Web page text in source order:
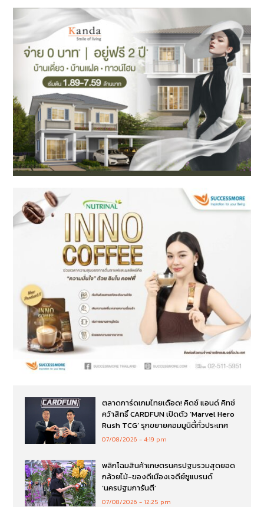
ตลาดการ์ดเกมไทยเดือด! คิดซ์ แอนด์ คิทซ์
คว้าสิทธิ์ CARDFUN เปิดตัว ‘Marvel Hero
Rush TCG’ รุกขยายคอมมูนิตี้ทั่วประเทศ
07/08/2026 4:19 pm
พลิกโฉมสินค้าเกษตรนครปฐมรวมสุดยอด
กล้วยไม้-ของดีเมืองเจดีย์ชูแบรนด์
‘นครปฐมการันตี’
07/08/2026 12:25 pm